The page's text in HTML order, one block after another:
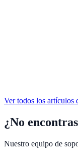
Ver todos los artículos
¿No
Nuestro equipo de